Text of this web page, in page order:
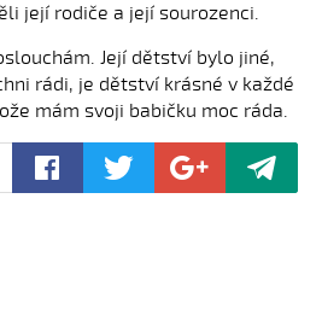
její rodiče a její sourozenci.
Její dětství bylo jiné,
rádi, je dětství krásné v každé
mám svoji babičku moc ráda.